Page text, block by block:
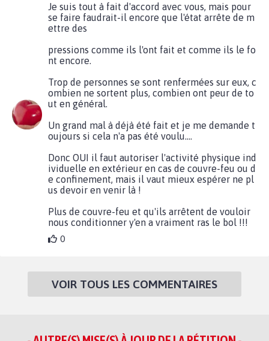
Je suis tout à fait d'accord avec vous, mais pour
se faire faudrait-il encore que l'état arrête de m
ettre des
pressions comme ils l'ont fait et comme ils le fo
nt encore.
Trop de personnes se sont renfermées sur eux, c
ombien ne sortent plus, combien ont peur de to
ut en général.
Un grand mal à déjà été fait et je me demande t
oujours si cela n'a pas été voulu....
Donc OUI il faut autoriser l'activité physique ind
ividuelle en extérieur en cas de couvre-feu ou d
e confinement, mais il vaut mieux espérer ne pl
us devoir en venir là !
Plus de couvre-feu et qu'ils arrêtent de vouloir
nous conditionner y'en a vraiment ras le bol !!!
0
VOIR TOUS LES COMMENTAIRES